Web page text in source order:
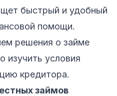
быстрый и удобный
помощи.
решения о займе
изучить условия
кредитора.
займов